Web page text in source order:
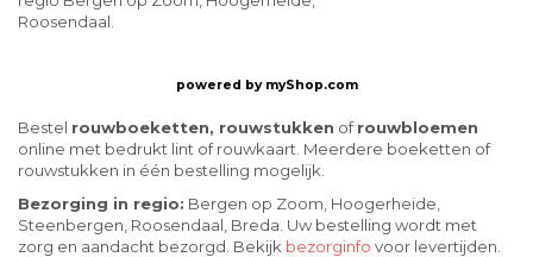
Roosendaal.
powered by myShop.com
Bestel rouwboeketten, rouwstukken ofrouwbloemen
online met bedrukt lint of rouwkaart. Meerdere boeketten of
rouwstukken in één bestelling mogelijk.
Bezorging in regio: Bergen op Zoom, Hoogerheide,
Steenbergen, Roosendaal, Breda. Uw bestelling wordt met
zorg en aandacht bezorgd. Bekijk bezorginfo voor levertijden.